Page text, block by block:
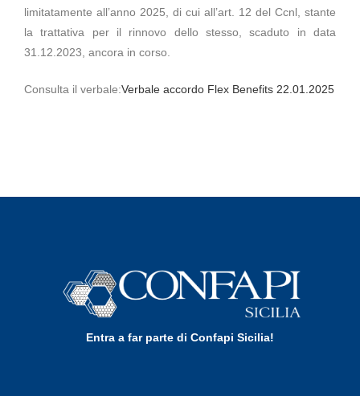
limitatamente all’anno 2025, di cui all’art. 12 del Ccnl, stante
la trattativa per il rinnovo dello stesso, scaduto in data
31.12.2023, ancora in corso.
Consulta il verbale:Verbale accordo Flex Benefits 22.01.2025
Entra a far parte di Confapi Sicilia!